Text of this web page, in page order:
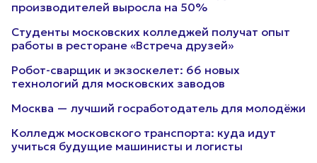
производителей выросла на 50%
Студенты московских колледжей получат опыт
работы в ресторане «Встреча друзей»
Робот-сварщик и экзоскелет: 66 новых
технологий для московских заводов
Москва — лучший госработодатель для молодёжи
Колледж московского транспорта: куда идут
учиться будущие машинисты и логисты